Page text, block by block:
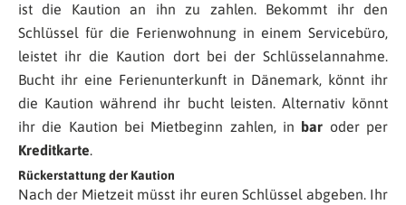
ist die Kaution an ihn zu zahlen. Bekommt ihr den
Schlüssel für die Ferienwohnung in einem Servicebüro,
leistet ihr die Kaution dort bei der Schlüsselannahme.
Bucht ihr eine Ferienunterkunft in Dänemark, könnt ihr
die Kaution während ihr bucht leisten. Alternativ könnt
ihr die Kaution bei Mietbeginn zahlen, in
bar oder per
Kreditkarte.
Rückerstattung der Kaution
Nach der Mietzeit müsst ihr euren Schlüssel abgeben. Ihr